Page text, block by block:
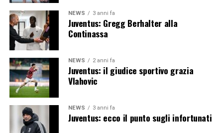
NEWS 3 anni fa
Juventus: Gregg Berhalter alla
Continassa
NEWS 2 anni fa
Juventus: il giudice sportivo grazia
Vlahovic
NEWS 3 anni fa
Juventus: ecco il punto sugli infortunati